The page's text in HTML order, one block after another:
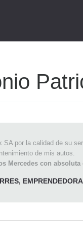
SA por la calidad de su
de mis autos.
Mercedes con absoluta
, EMPRENDEDORA